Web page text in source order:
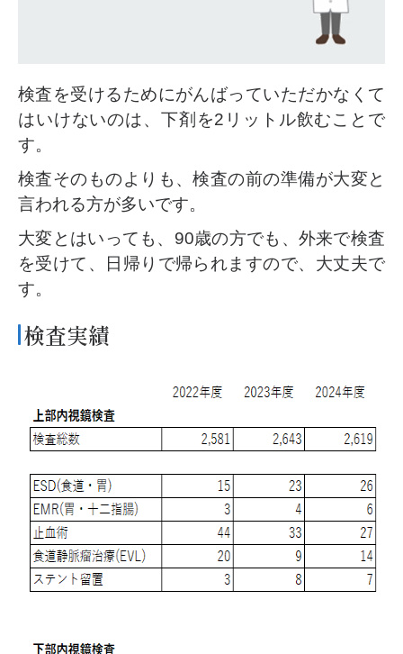
検査を受けるためにがんばっていただかなくて
はいけないのは、下剤を2リットル飲むことで
す。
検査そのものよりも、検査の前の準備が大変と
言われる方が多いです。
大変とはいっても、90歳の方でも、外来で検査
を受けて、日帰りで帰られますので、大丈夫で
す。
検査実績